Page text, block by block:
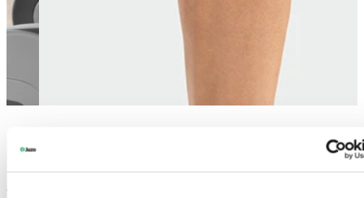
JuzoPro Patella Xtec Plus
Orteza do modyfikacji toru ruchu rzepki